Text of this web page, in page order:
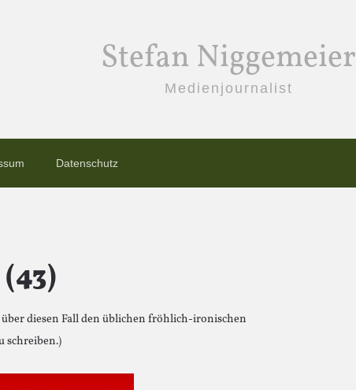
Stefan Niggemeier
Medienjournalist
Datenschutz
über diesen Fall den üblichen fröhlich-ironischen
schreiben.)